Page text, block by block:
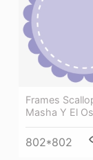
Frames
Masha Y El
802*802